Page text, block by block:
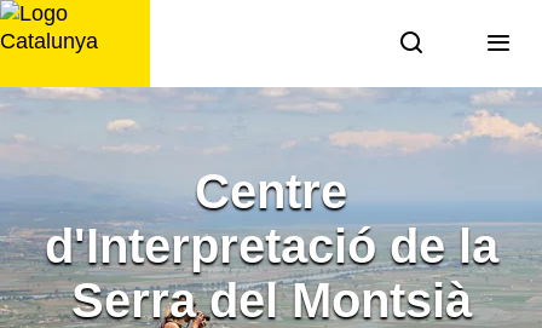
Saltar
al
Centre
d'Interpretació de la
Serra del Montsià